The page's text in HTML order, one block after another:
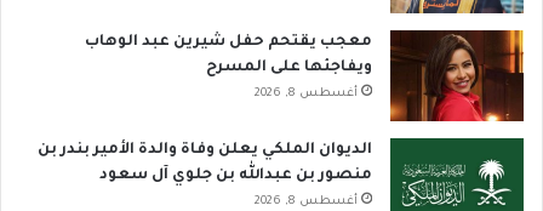
معجب يقتحم حفل شيرين عبد الوهاب
ويفاجئها على المسرح
أغسطس 8, 2026
الديوان الملكي يعلن وفاة والدة الأمير بندر بن
منصور بن عبدالله بن جلوي آل سعود
أغسطس 8, 2026